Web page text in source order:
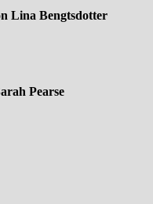
Lina Bengtsdotter
Pearse